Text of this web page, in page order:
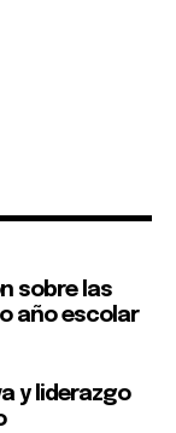
sobre las
año escolar
y liderazgo